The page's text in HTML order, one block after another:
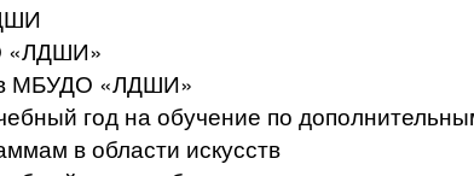
«ЛДШИ»
в МБУДО «ЛДШИ»
год на обучение по
в области искусств